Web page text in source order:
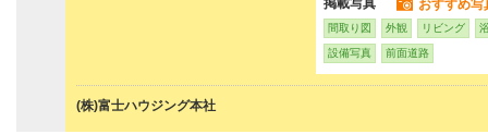
掲載写真 おすすめ写
間取り図 外観 リビング
設備写真 前面道路
(株)富士ハウジング本社